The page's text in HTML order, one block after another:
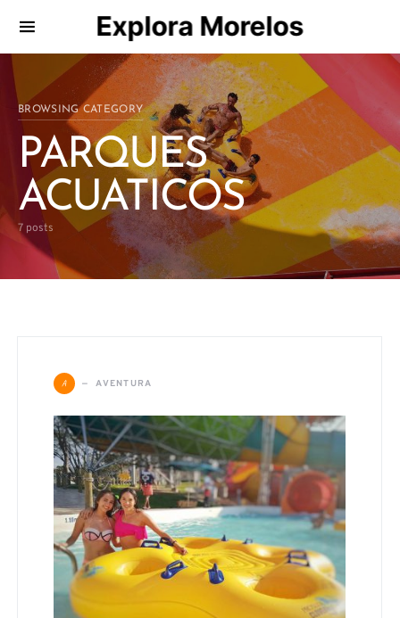
Explora Morelos
Search for:
BROWSING CATEGORY
PARQUES
ACUATICOS
7 posts
A AVENTURA